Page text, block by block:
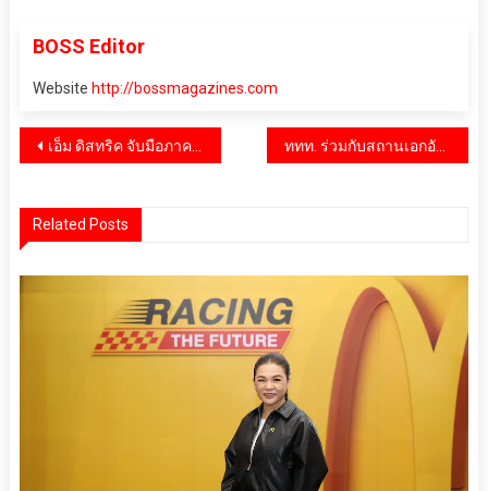
BOSS Editor
Website http://bossmagazines.com
แนะแนว
เอ็ม ดิสทริค จับมือภาครัฐ และภาคีภาคเอกชน สร้างปรากฏการณ์ครั้งยิ่งใหญ่ ร่วมจัดงาน “LOVE PRIDE ♡ PARADE, BANGKOK 2025” ปิดท้าย Pride Month ย้ำภาพลักษณ์ “LGBTQIA+ FRIENDLY DESTINATION” ของประเทศไทย ททท. ร่วมกับสถานเอกอัครราชทูตนานาประเทศ เชิญ Celebrity ชื่อดังและอินฟลูเอนเซอร์ไทย-เทศ ตัวแทน Soft Power หลากหลายสาขา ร่วมภารกิจเที่ยวไทย ภายใต้โครงการ BE MY GUEST ถ่ายทอดเสน่ห์ไทย จับใจนักท่องเที่ยวทั่วโลก
Related Posts